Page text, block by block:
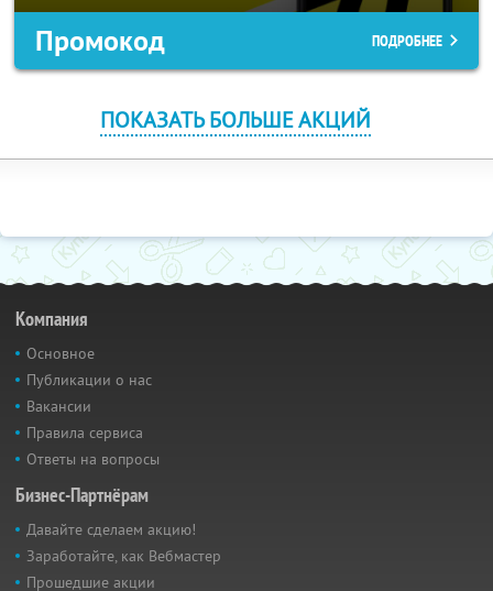
Промокод ПОДРОБНЕЕ
ПОКАЗАТЬ БОЛЬШЕ АКЦИЙ
Компания
Основное
Публикации о нас
Вакансии
Правила сервиса
Ответы на вопросы
Бизнес-Партнёрам
Давайте сделаем акцию!
Заработайте, как Вебмастер
Прошедшие акции